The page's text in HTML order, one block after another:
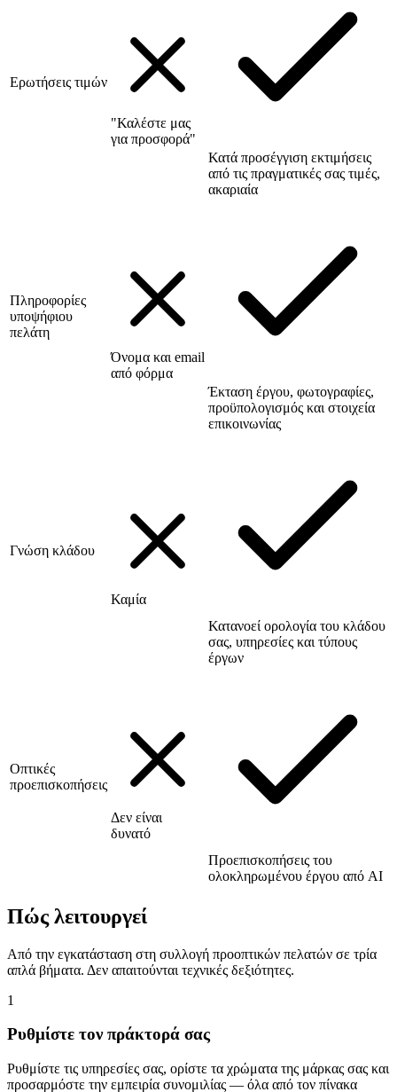
Ερωτήσεις τιμών
"Καλέστε μας
για προσφορά"
Κατά προσέγγιση εκτιμήσεις
από τις πραγματικές σας τιμές,
ακαριαία
Πληροφορίες
υποψήφιου
πελάτη
Όνομα και email
από φόρμα
Έκταση έργου, φωτογραφίες,
προϋπολογισμός και στοιχεία
επικοινωνίας
Γνώση κλάδου
Καμία
Κατανοεί ορολογία του κλάδου
σας, υπηρεσίες και τύπους
έργων
Οπτικές
προεπισκοπήσεις
Δεν είναι
δυνατό
Προεπισκοπήσεις του
ολοκληρωμένου έργου από AI
Πώς λειτουργεί
Από την εγκατάσταση στη συλλογή προοπτικών πελατών σε τρία
απλά βήματα. Δεν απαιτούνται τεχνικές δεξιότητες.
1
Ρυθμίστε τον πράκτορά σας
Ρυθμίστε τις υπηρεσίες σας, ορίστε τα χρώματα της μάρκας σας και
προσαρμόστε την εμπειρία συνομιλίας — όλα από τον πίνακα